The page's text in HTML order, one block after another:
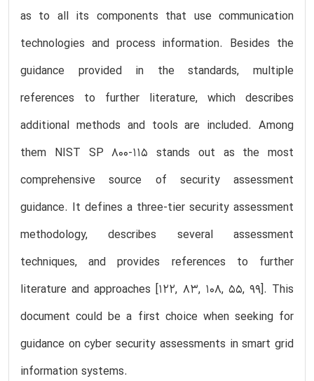
as to all its components that use communication
technologies and process information. Besides the
guidance provided in the standards, multiple
references to further literature, which describes
additional methods and tools are included. Among
them NIST SP 800-115 stands out as the most
comprehensive source of security assessment
guidance. It defines a three-tier security assessment
methodology, describes several assessment
techniques, and provides references to further
literature and approaches [122, 83, 108, 55, 99]. This
document could be a first choice when seeking for
guidance on cyber security assessments in smart grid
information systems.